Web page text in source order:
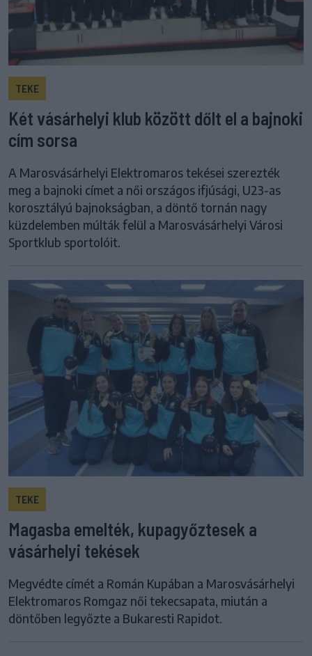
TEKE
Két vásárhelyi klub között dőlt el a bajnoki
cím sorsa
A Marosvásárhelyi Elektromaros tekései szerezték
meg a bajnoki címet a női országos ifjúsági, U23-as
korosztályú bajnokságban, a döntő tornán nagy
küzdelemben múlták felül a Marosvásárhelyi Városi
Sportklub sportolóit.
TEKE
Magasba emelték, kupagyőztesek a
vásárhelyi tekések
Megvédte címét a Román Kupában a Marosvásárhelyi
Elektromaros Romgaz női tekecsapata, miután a
döntőben legyőzte a Bukaresti Rapidot.